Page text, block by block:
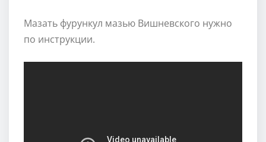
Мазать фурункул мазью Вишневского нужно
по инструкции.